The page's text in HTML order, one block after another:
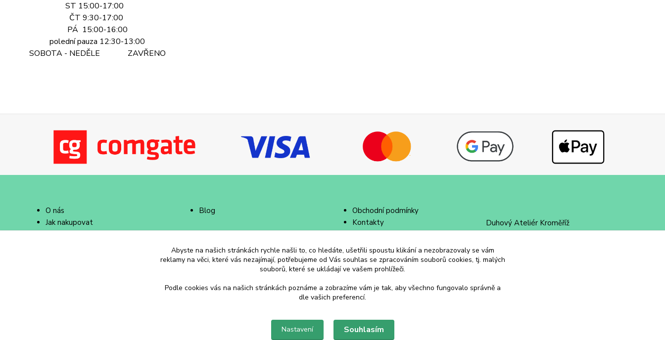
ST 15:00-17:00
ČT 9:30-17:00
PÁ 15:00-16:00
polední pauza 12:30-13:00
SOBOTA - NEDĚLE ZAVŘENO
O nás
Jak nakupovat
Doprava a platba
Blog
Obchodní podmínky
Kontakty
Duhový Ateliér Kroměříž
+420 734 258 002
Abyste na našich stránkách rychle našli to, co hledáte, ušetřili spoustu klikání a nezobrazovaly se vám
reklamy na věci, které vás nezajímají, potřebujeme od Vás souhlas se zpracováním souborů cookies, tj. malých
souborů, které se ukládají ve vašem prohlížeči.
Podle cookies vás na našich stránkách poznáme a zobrazíme vám je tak, aby všechno fungovalo správně a
dle vašich preferencí.
Nastavení Souhlasím